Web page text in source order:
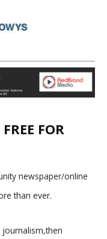
FOR
newspaper/online
than ever.